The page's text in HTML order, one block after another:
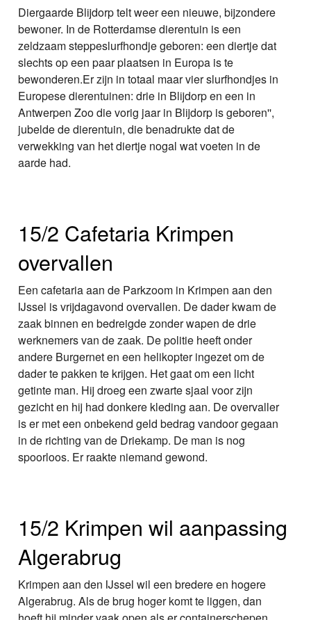
Diergaarde Blijdorp telt weer een nieuwe, bijzondere
bewoner. In de Rotterdamse dierentuin is een
zeldzaam steppeslurfhondje geboren: een diertje dat
slechts op een paar plaatsen in Europa is te
bewonderen.Er zijn in totaal maar vier slurfhondjes in
Europese dierentuinen: drie in Blijdorp en een in
Antwerpen Zoo die vorig jaar in Blijdorp is geboren'',
jubelde de dierentuin, die benadrukte dat de
verwekking van het diertje nogal wat voeten in de
aarde had.
15/2 Cafetaria Krimpen
overvallen
Een cafetaria aan de Parkzoom in Krimpen aan den
IJssel is vrijdagavond overvallen. De dader kwam de
zaak binnen en bedreigde zonder wapen de drie
werknemers van de zaak. De politie heeft onder
andere Burgernet en een helikopter ingezet om de
dader te pakken te krijgen. Het gaat om een licht
getinte man. Hij droeg een zwarte sjaal voor zijn
gezicht en hij had donkere kleding aan. De overvaller
is er met een onbekend geld bedrag vandoor gegaan
in de richting van de Driekamp. De man is nog
spoorloos. Er raakte niemand gewond.
15/2 Krimpen wil aanpassing
Algerabrug
Krimpen aan den IJssel wil een bredere en hogere
Algerabrug. Als de brug hoger komt te liggen, dan